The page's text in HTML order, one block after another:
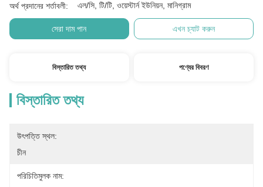
অর্থ প্রদানের শর্তাবলী: এল/সি, টি/টি, ওয়েস্টার্ন ইউনিয়ন, মানিগ্রাম
সেরা দাম পান এখন চ্যাট করুন
বিস্তারিত তথ্য পণ্যের বিবরণ
বিস্তারিত তথ্য
উৎপত্তি স্থল:
চীন
পরিচিতিমুলক নাম: